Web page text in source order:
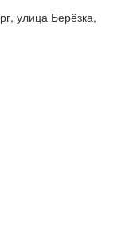
улица Берёзка,